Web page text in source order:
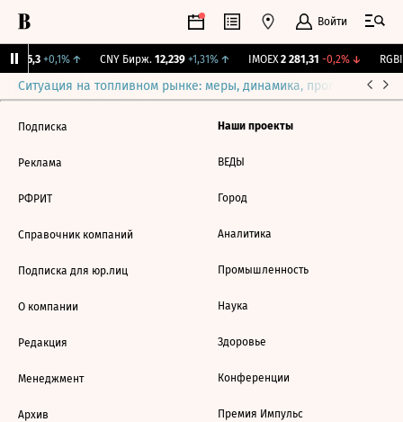
Войти
115,3 +0,1%↑ CNY Бирж. 12,239 +1,31%↑ IMOEX 2 281,31 -0,2%↓
Ситуация на топливном рынке: меры, динамика, прогнозы
Подписка
Реклама
РФРИТ
Справочник компаний
Подписка для юр.лиц
О компании
Редакция
Менеджмент
Архив
Наши проекты
ВЕДЫ
Город
Аналитика
Промышленность
Наука
Здоровье
Конференции
Премия Импульс